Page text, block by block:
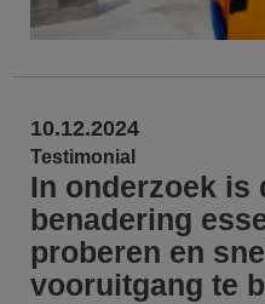
10.12.2024
Testimonial
In onderzoek is
benadering
proberen en
vooruitgang te